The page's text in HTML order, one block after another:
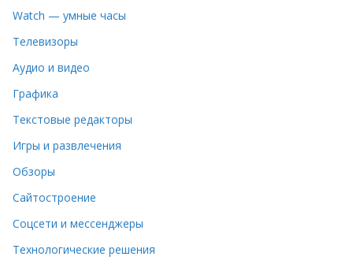
Watch — умные часы
Телевизоры
Аудио и видео
Графика
Текстовые редакторы
Игры и развлечения
Обзоры
Сайтостроение
Соцсети и мессенджеры
Технологические решения